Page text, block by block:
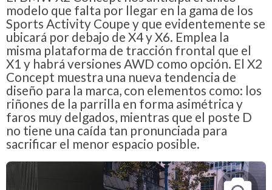
modelo que falta por llegar en la gama de los
Sports Activity Coupe y que evidentemente se
ubicará por debajo de X4 y X6. Emplea la
misma plataforma de tracción frontal que el
X1 y habrá versiones AWD como opción. El X2
Concept muestra una nueva tendencia de
diseño para la marca, con elementos como: los
riñones de la parrilla en forma asimétrica y
faros muy delgados, mientras que el poste D
no tiene una caída tan pronunciada para
sacrificar el menor espacio posible.